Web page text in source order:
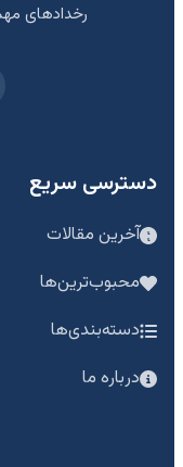
رخدادهای
دسترسی سریع
آخرین مقالات
محبوب‌ترین‌ها
دسته‌بندی‌ها
درباره ما